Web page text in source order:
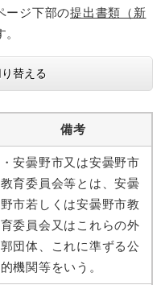
ージ下部の提出書類（新
替える
備考
・安曇野市又は安曇野市
教育委員会等とは、安曇
野市若しくは安曇野市教
育委員会又はこれらの外
郭団体、これに準ずる公
的機関等をいう。